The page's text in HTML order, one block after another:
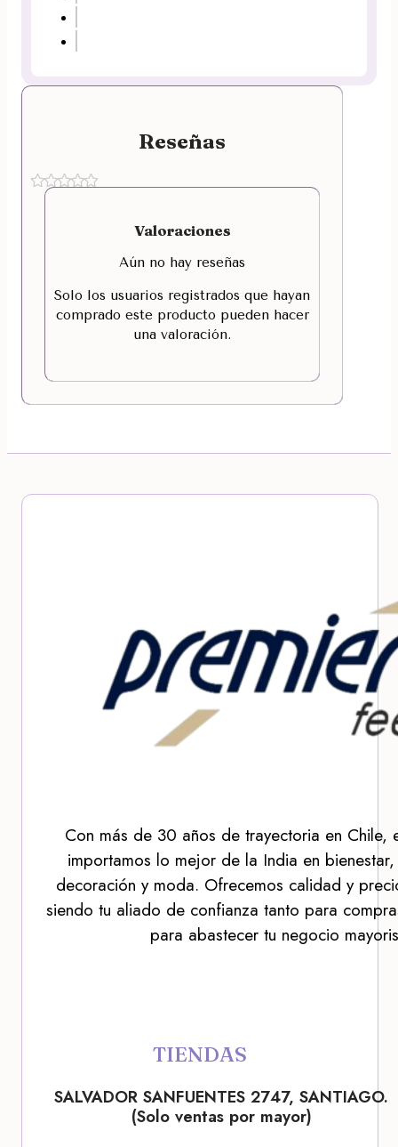
Reseñas
Valoraciones
Aún no hay reseñas
Solo los usuarios registrados que hayan
comprado este producto pueden hacer
una valoración.
Con más de 30 años de trayectoria en Chile,
importamos lo mejor de la India en
decoración y moda. Ofrecemos calidad y
siendo tu aliado de confianza tanto para
para abastecer tu negocio
TIENDAS
SALVADOR SANFUENTES 2747, SANTIAGO.
(Solo ventas por mayor)